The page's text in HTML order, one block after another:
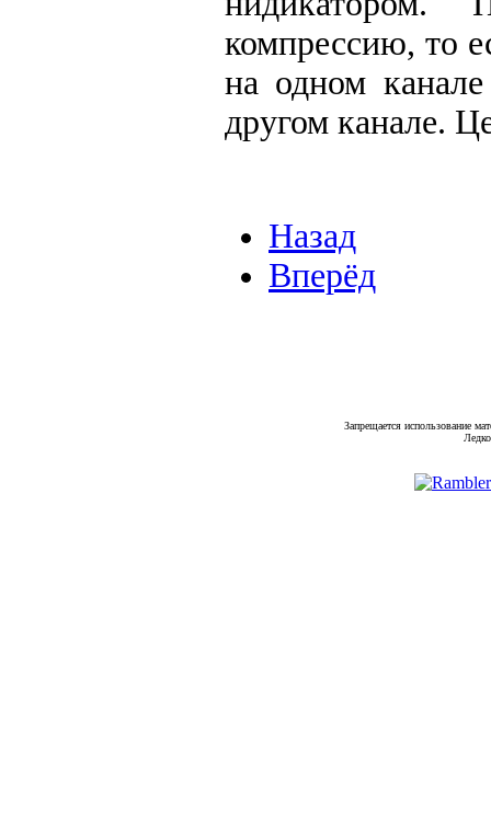
компрессию, то
на одном
другом канале.
Назад
Вперёд
Запрещается использование